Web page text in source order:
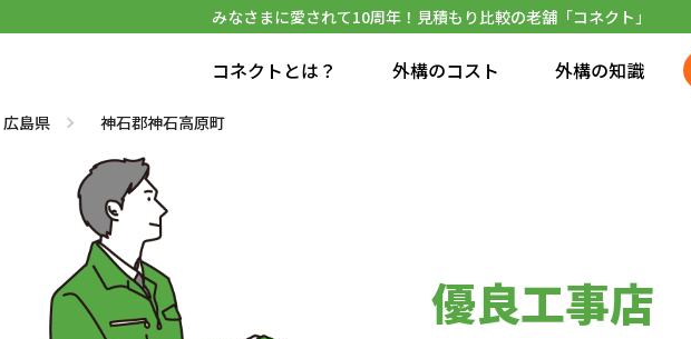
みなさまに愛されて10周年！見積もり比較の老舗「コネクト」
コネクトとは？ 外構のコスト 外構の知識
広島県 神石郡神石高原町
優良工事店